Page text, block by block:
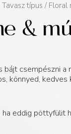
Tavasz típus / Floral
&
bájt csempészni
könnyed,
eddig pöttyfülit